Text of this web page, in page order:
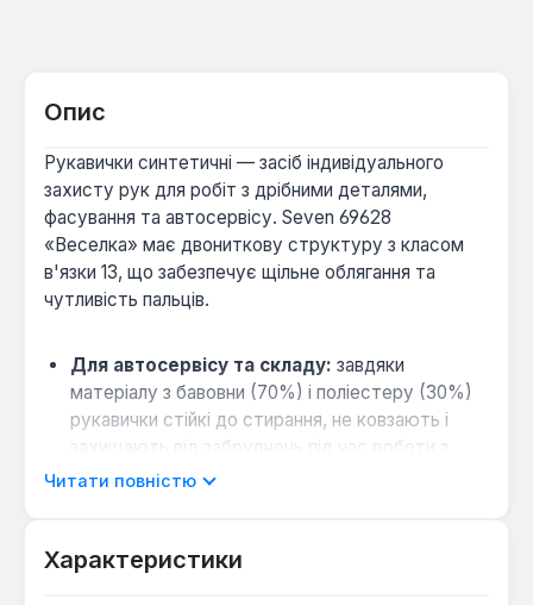
Опис
Рукавички синтетичні — засіб індивідуального
захисту рук для робіт з дрібними деталями,
фасування та автосервісу. Seven 69628
«Веселка» має двониткову структуру з класом
в'язки 13, що забезпечує щільне облягання та
чутливість пальців.
Для автосервісу та складу: завдяки
матеріалу з бавовни (70%) і поліестеру (30%)
рукавички стійкі до стирання, не ковзають і
захищають від забруднень під час роботи з
інструментом.
деталі, не знімаючи рукавички, що прискорює
Читати повністю
Характеристики